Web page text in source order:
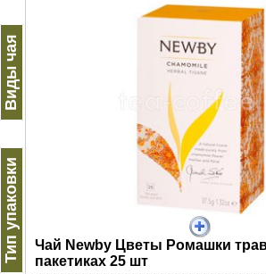
Виды чая
Тип упаковки
Чай Newby Цветы Ромашки
пакетиках 25 шт